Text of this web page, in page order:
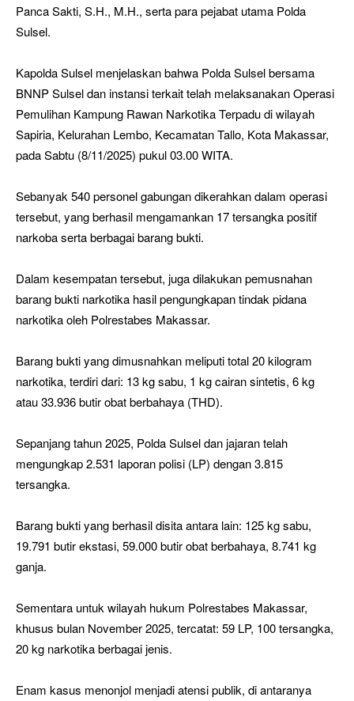
Panca Sakti, S.H., M.H., serta para pejabat utama Polda
Sulsel.
Kapolda Sulsel menjelaskan bahwa Polda Sulsel bersama
BNNP Sulsel dan instansi terkait telah melaksanakan Operasi
Pemulihan Kampung Rawan Narkotika Terpadu di wilayah
Sapiria, Kelurahan Lembo, Kecamatan Tallo, Kota Makassar,
pada Sabtu (8/11/2025) pukul 03.00 WITA.
Sebanyak 540 personel gabungan dikerahkan dalam operasi
tersebut, yang berhasil mengamankan 17 tersangka positif
narkoba serta berbagai barang bukti.
Dalam kesempatan tersebut, juga dilakukan pemusnahan
barang bukti narkotika hasil pengungkapan tindak pidana
narkotika oleh Polrestabes Makassar.
Barang bukti yang dimusnahkan meliputi total 20 kilogram
narkotika, terdiri dari: 13 kg sabu, 1 kg cairan sintetis, 6 kg
atau 33.936 butir obat berbahaya (THD).
Sepanjang tahun 2025, Polda Sulsel dan jajaran telah
mengungkap 2.531 laporan polisi (LP) dengan 3.815
tersangka.
Barang bukti yang berhasil disita antara lain: 125 kg sabu,
19.791 butir ekstasi, 59.000 butir obat berbahaya, 8.741 kg
ganja.
Sementara untuk wilayah hukum Polrestabes Makassar,
khusus bulan November 2025, tercatat: 59 LP, 100 tersangka,
20 kg narkotika berbagai jenis.
Enam kasus menonjol menjadi atensi publik, di antaranya